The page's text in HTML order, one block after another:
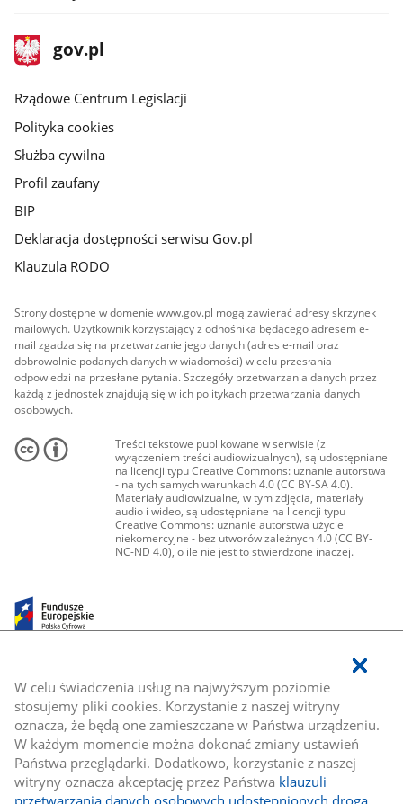
W celu świadczenia usług na najwyższym poziomie
stosujemy pliki cookies. Korzystanie z naszej witryny
oznacza, że będą one zamieszczane w Państwa urządzeniu.
W każdym momencie można dokonać zmiany ustawień
Państwa przeglądarki. Dodatkowo, korzystanie z naszej
witryny oznacza akceptację przez Państwa klauzuli
przetwarzania danych osobowych udostępnionych drogą
stopka
gov.plStrona
gov.pl
Rządowe Centrum Legislacji
Polityka cookies
Służba cywilna
Profil zaufany
BIP
Deklaracja dostępności serwisu Gov.pl
Klauzula RODO
Strony dostępne w domenie www.gov.pl mogą zawierać adresy skrzynek
mailowych. Użytkownik korzystający z odnośnika będącego adresem e-
mail zgadza się na przetwarzanie jego danych (adres e-mail oraz
dobrowolnie podanych danych w wiadomości) w celu przesłania
odpowiedzi na przesłane pytania. Szczegóły przetwarzania danych przez
każdą z jednostek znajdują się w ich politykach przetwarzania danych
osobowych.
Treści tekstowe publikowane w serwisie (z
wyłączeniem treści audiowizualnych), są udostępniane
na licencji typu Creative Commons: uznanie autorstwa
- na tych samych warunkach 4.0 (CC BY-SA 4.0).
Materiały audiowizualne, w tym zdjęcia, materiały
audio i wideo, są udostępniane na licencji typu
Creative Commons: uznanie autorstwa użycie
niekomercyjne - bez utworów zależnych 4.0 (CC BY-
NC-ND 4.0), o ile nie jest to stwierdzone inaczej.